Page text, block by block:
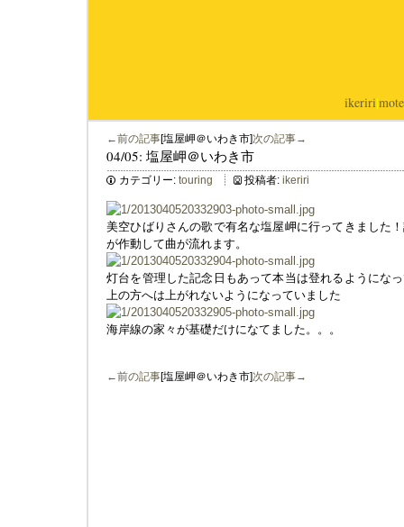
ikeriri|
←前の記事[塩屋岬＠いわき市]次の記事→
04/05: 塩屋岬＠いわき市
カテゴリー: touring 投稿者: ikeriri
美空ひばりさんの歌で有名な塩屋岬に行ってきました
が作動して曲が流れます。
灯台を管理した記念日もあって本当は登れるようにな
上の方へは上がれないようになっていました
海岸線の家々が基礎だけになてました。。。
←前の記事[塩屋岬＠いわき市]次の記事→